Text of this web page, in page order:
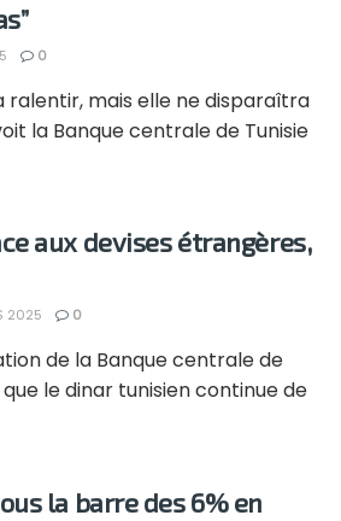
0
ralentir, mais elle ne disparaîtra
la Banque centrale de Tunisie
aux devises étrangères,
2025 0
de la Banque centrale de
le dinar tunisien continue de
la barre des 6% en